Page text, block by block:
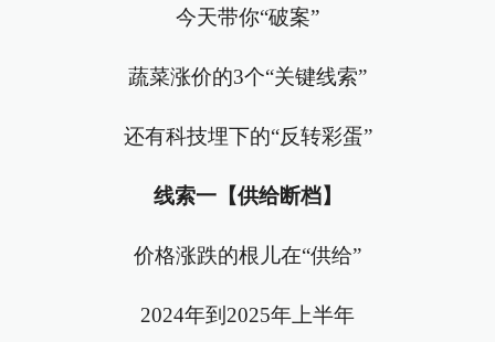
今天带你“破案”
蔬菜涨价的3个“关键线索”
还有科技埋下的“反转彩蛋”
线索一【供给断档】
价格涨跌的根儿在“供给”
2024年到2025年上半年